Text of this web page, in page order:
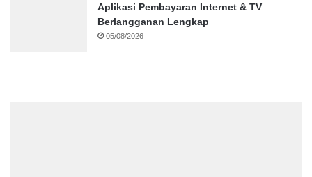
Aplikasi Pembayaran Internet & TV
Berlangganan Lengkap
05/08/2026